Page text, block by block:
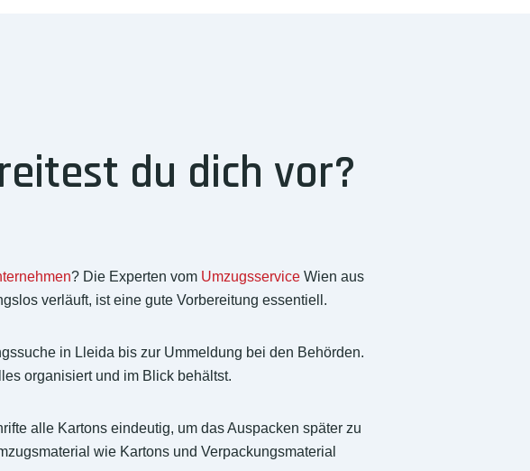
du dich vor?
? Die Experten vom Umzugsservice Wien aus
verläuft, ist eine gute Vorbereitung essentiell.
in Lleida bis zur Ummeldung bei den Behörden.
organisiert und im Blick behältst.
alle Kartons eindeutig, um das Auspacken später zu
wie Kartons und Verpackungsmaterial